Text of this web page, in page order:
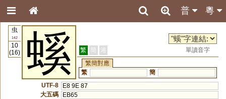
粵
普
虫
142
10
(16)
螇 繁 簡 港
單讀音字
繁簡對應
繁
簡
UTF-8
E8 9E 87
大五碼
EB65